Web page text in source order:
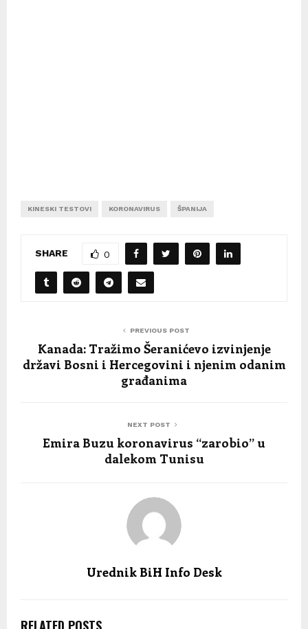
KINESKI TESTOVI KORONAVIRUS ŠPANIJA
SHARE 0
PREVIOUS POST
Kanada: Tražimo Šeranićevo izvinjenje
državi Bosni i Hercegovini i njenim odanim
građanima
NEXT POST
Emira Buzu koronavirus “zarobio” u
dalekom Tunisu
Urednik BiH Info Desk